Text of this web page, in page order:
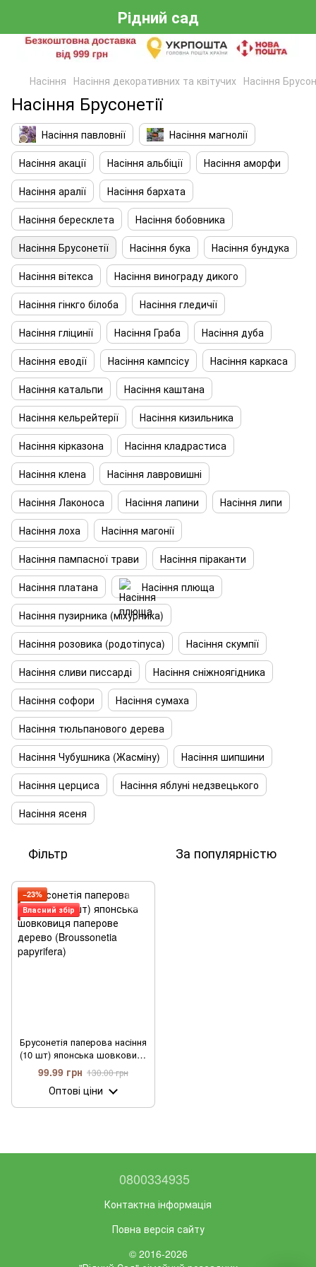
Рідний сад
Насіння Насіння декоративних та квітучих Насіння
Насіння Брусонетії
Насіння павловнії
Насіння магнолії
Насіння акації
Насіння альбіції
Насіння аморфи
Насіння аралії
Насіння бархата
Насіння бересклета
Насіння бобовника
Насіння Брусонетії
Насіння бука
Насіння бундука
Насіння вітекса
Насіння винограду дикого
Насіння гінкго білоба
Насіння гледичії
Насіння гліцинії
Насіння Граба
Насіння дуба
Насіння еводії
Насіння кампсісу
Насіння каркаса
Насіння катальпи
Насіння каштана
Насіння кельрейтерії
Насіння кизильника
Насіння кірказона
Насіння кладрастиса
Насіння клена
Насіння лавровишні
Насіння Лаконоса
Насіння лапини
Насіння липи
Насіння лоха
Насіння магонії
Насіння пампасної трави
Насіння піраканти
Насіння платана
Насіння плюща
Насіння пузирника (міхурника)
Насіння розовика (родотіпуса)
Насіння скумпії
Насіння сливи писсарді
Насіння сніжноягідника
Насіння софори
Насіння сумаха
Насіння тюльпанового дерева
Насіння Чубушника (Жасміну)
Насіння шипшини
Насіння церциса
Насіння яблуні недзвецького
Насіння ясеня
Фільтр За популярністю
−23%
Власний збір
Брусонетія паперова насіння
(10 шт) японська шовковиця
паперове дерево
(Broussonetia papyrifera)
99.99 грн 130.00 грн
Оптові ціни
0800334935
Контактна інформація
Повна версія сайту
© 2016-2026